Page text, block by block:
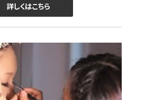
詳しくはこちら